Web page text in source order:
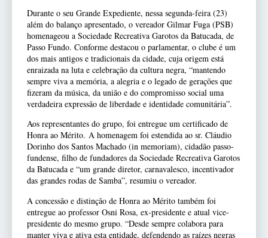
Durante o seu Grande Expediente, nessa segunda-feira (23)
além do balanço apresentado, o vereador Gilmar Fuga (PSB)
homenageou a Sociedade Recreativa Garotos da Batucada, de
Passo Fundo. Conforme destacou o parlamentar, o clube é um
dos mais antigos e tradicionais da cidade, cuja origem está
enraizada na luta e celebração da cultura negra, “mantendo
sempre viva a memória, a alegria e o legado de gerações que
fizeram da música, da união e do compromisso social uma
verdadeira expressão de liberdade e identidade comunitária”.
Aos representantes do grupo, foi entregue um certificado de
Honra ao Mérito. A homenagem foi estendida ao sr. Cláudio
Dorinho dos Santos Machado (in memoriam), cidadão passo-
fundense, filho de fundadores da Sociedade Recreativa Garotos
da Batucada e “um grande diretor, carnavalesco, incentivador
das grandes rodas de Samba”, resumiu o vereador.
A concessão e distinção de Honra ao Mérito também foi
entregue ao professor Osni Rosa, ex-presidente e atual vice-
presidente do mesmo grupo. “Desde sempre colabora para
manter viva e ativa esta entidade, defendendo as raízes negras